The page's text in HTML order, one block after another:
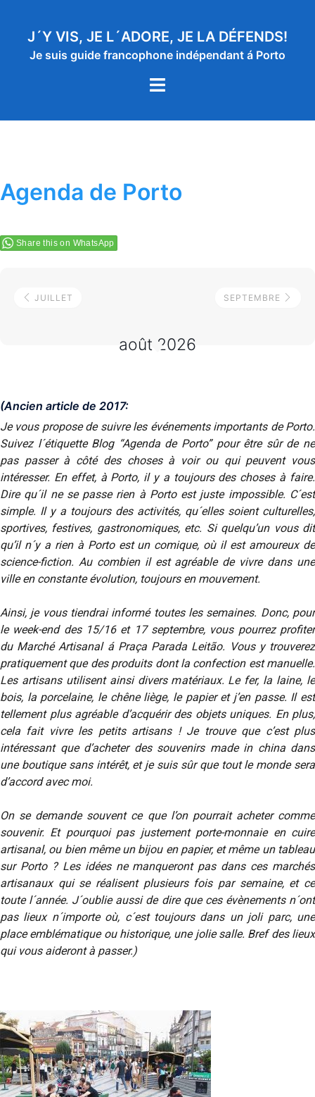
contenuJ´Y VIS, JE L´ADORE, JE LA DÉFENDS!
Je suis guide francophone indépendant á Porto
Ouvrir/fermer
Agenda de Porto
Share this on WhatsApp
JUILLET
août 2026
SEPTEMBRE
(Ancien article de 2017:
Je vous propose de suivre les événements importants de Porto.
Suivez l´étiquette Blog “Agenda de Porto” pour être sûr de ne
pas passer à côté des choses à voir ou qui peuvent vous
intéresser. En effet, à Porto, il y a toujours des choses à faire.
Dire qu´il ne se passe rien à Porto est juste impossible. C´est
simple. Il y a toujours des activités, qu´elles soient culturelles,
sportives, festives, gastronomiques, etc. Si quelqu’un vous dit
qu’il n´y a rien à Porto est un comique, où il est amoureux de
science-fiction. Au combien il est agréable de vivre dans une
ville en constante évolution, toujours en mouvement.
Ainsi, je vous tiendrai informé toutes les semaines. Donc, pour
le week-end des 15/16 et 17 septembre, vous pourrez profiter
du Marché Artisanal á Praça Parada Leitão. Vous y trouverez
pratiquement que des produits dont la confection est manuelle.
Les artisans utilisent ainsi divers matériaux. Le fer, la laine, le
bois, la porcelaine, le chêne liège, le papier et j’en passe. Il est
tellement plus agréable d’acquérir des objets uniques. En plus,
cela fait vivre les petits artisans ! Je trouve que c’est plus
intéressant que d’acheter des souvenirs made in china dans
une boutique sans intérêt, et je suis sûr que tout le monde sera
d’accord avec moi.
On se demande souvent ce que l’on pourrait acheter comme
souvenir. Et pourquoi pas justement porte-monnaie en cuire
artisanal, ou bien même un bijou en papier, et même un tableau
sur Porto ? Les idées ne manqueront pas dans ces marchés
artisanaux qui se réalisent plusieurs fois par semaine, et ce
toute l´année. J´oublie aussi de dire que ces évènements n´ont
pas lieux n´importe où, c´est toujours dans un joli parc, une
place emblématique ou historique, une jolie salle. Bref des lieux
qui vous aideront à passer.)